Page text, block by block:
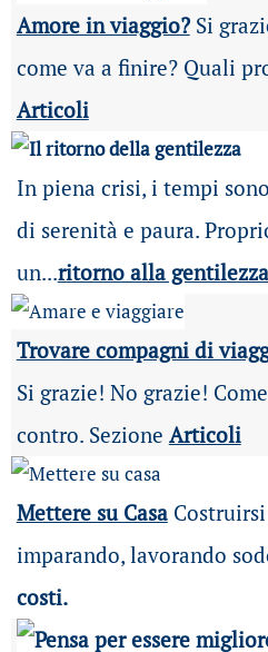
Amore in viaggio?Si
come va a finire? Quali
Articoli
In piena crisi, i tempi
di serenità e paura.
un...ritorno alla gentilezza
Trovare compagni di
Si grazie! No grazie!
contro. Sezione Articoli
Mettere su Casa
imparando, lavorando
costi.